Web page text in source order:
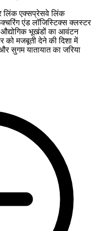
लिंक एक्सप्रेसवे लिंक
एंड लॉजिस्टिक्स क्लस्टर
भूखंडों का आवंटन
को मजबूती देने की दिशा में
सुगम यातायात का जरिया